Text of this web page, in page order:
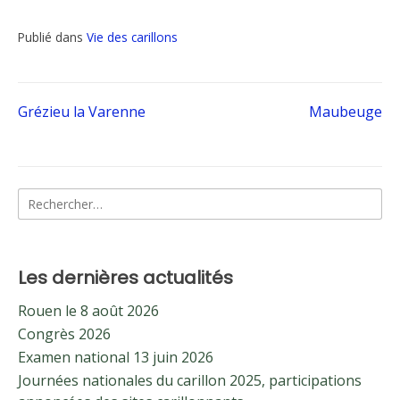
Publié dans Vie des carillons
Navigation
l’article
Grézieu la Varenne Maubeuge
Rechercher :
Les dernières actualités
Rouen le 8 août 2026
Congrès 2026
Examen national 13 juin 2026
Journées nationales du carillon 2025, participations